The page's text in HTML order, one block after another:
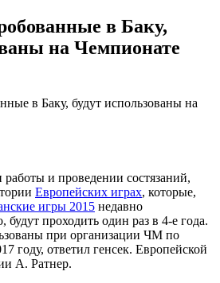
в Баку,
на Чемпионате
и проведении состязаний,
Европейских играх, которые,
игры 2015 недавно
будут проходить один раз в 4-е года.
при организации ЧМ по
году, ответил генсек. Европейской
А. Ратнер.